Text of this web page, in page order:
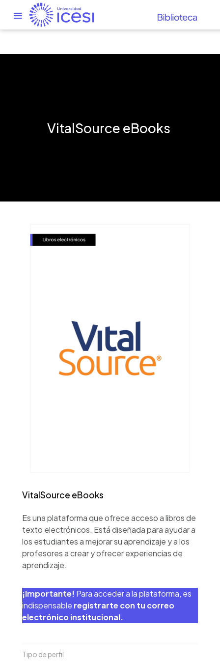
VitalSource eBooks
VitalSource eBooks
Es una plataforma que ofrece acceso a libros de
texto electrónicos. Está diseñada para ayudar a
los estudiantes a mejorar su aprendizaje y a los
profesores a crear y ofrecer experiencias de
aprendizaje.
¡Importante! Para acceder a la plataforma, es
indispensable registrarte con tu correo
electrónico institucional.
Tipo de perfil